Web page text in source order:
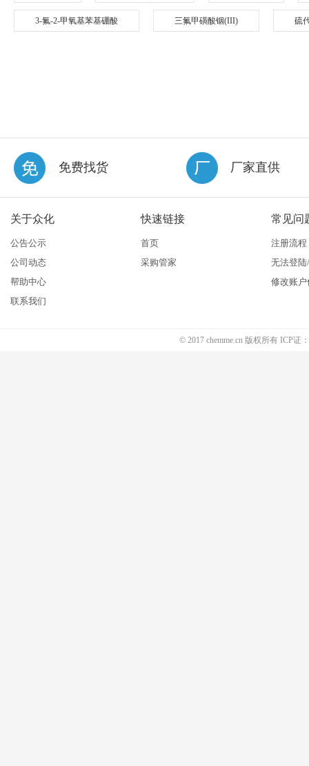
3-氟-2-甲氧基苯基硼酸 三氟甲磺酸铟(III) 硫
免费找货 厂家直供
关于众化
公告公示
公司动态
帮助中心
联系我们
快速链接
首页
采购管家
常见问
注册流程
无法登
修改账户
© 2017 chemme.cn 版权所有 ICP证：